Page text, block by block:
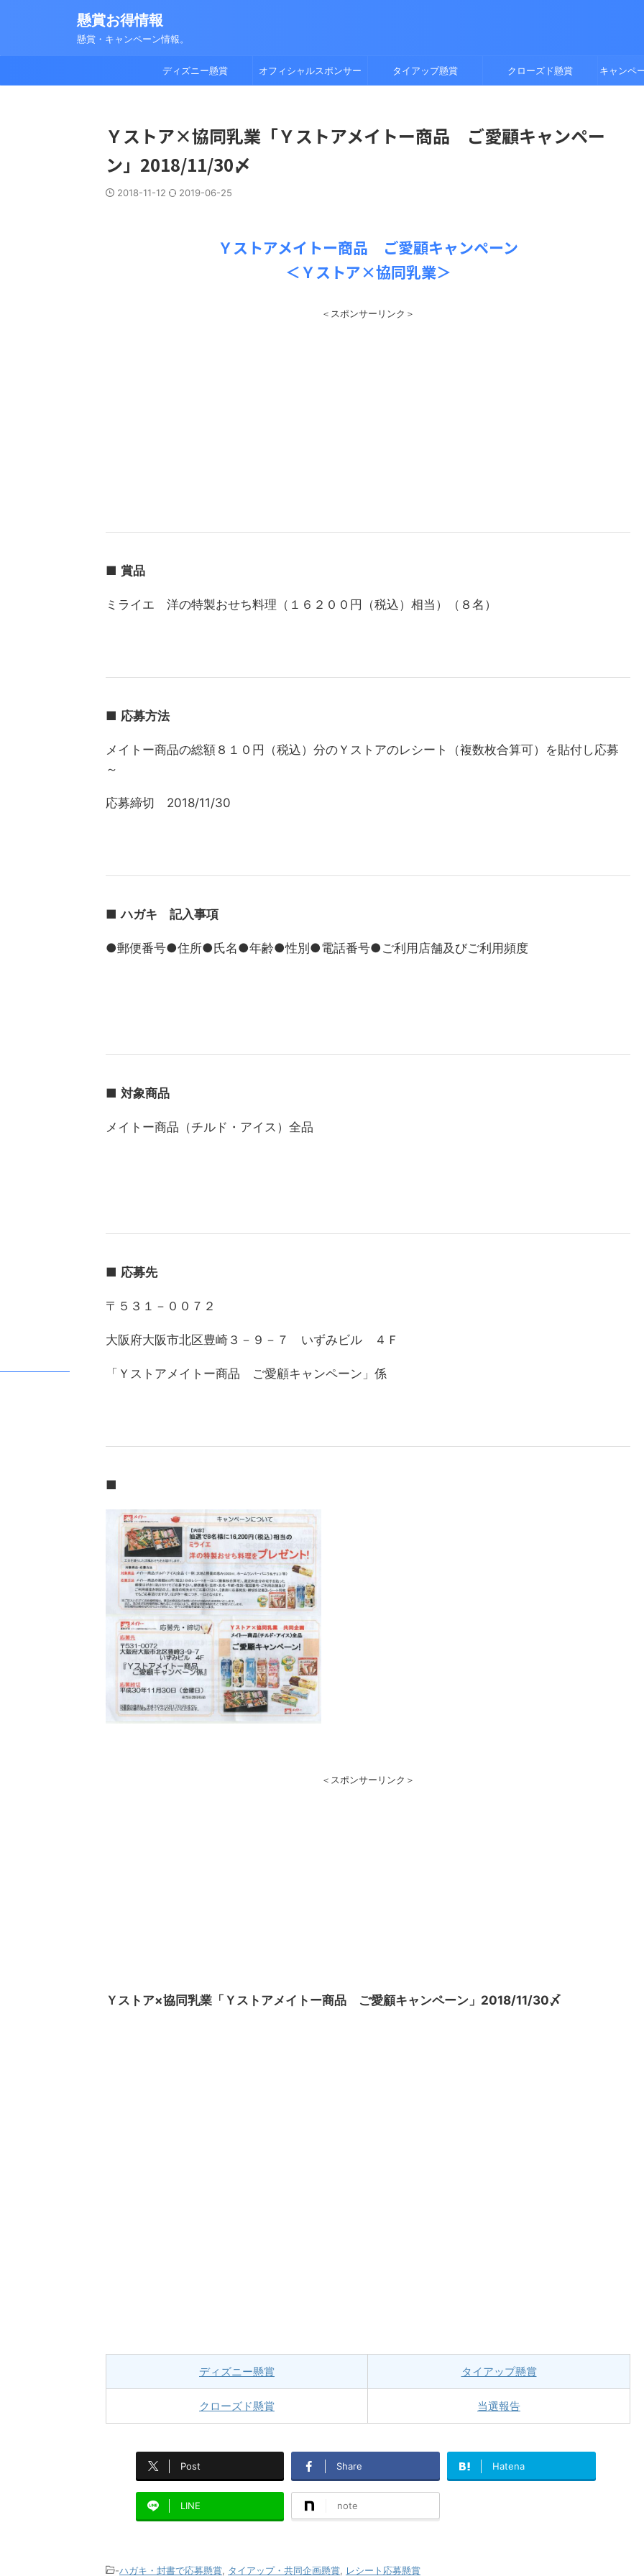
懸賞お得情報
懸賞・キャンペーン情報。
ディズニー懸賞 オフィシャルスポンサー タイアップ懸賞 クローズド懸賞 キャンペ
Ｙストア×協同乳業「Ｙストアメイトー商品 ご愛顧キャンペー
ン」2018/11/30〆
2018-11-12 2019-06-25
Ｙストアメイトー商品 ご愛顧キャンペーン
＜Ｙストア×協同乳業＞
＜スポンサーリンク＞
■ 賞品
ミライエ 洋の特製おせち料理（１６２００円（税込）相当）（８名）
■ 応募方法
メイトー商品の総額８１０円（税込）分のＹストアのレシート（複数枚合算可）を貼付し応募
～
応募締切 2018/11/30
■ハガキ 記入事項
●郵便番号●住所●氏名●年齢●性別●電話番号●ご利用店舗及びご利用頻度
■ 対象商品
メイトー商品（チルド・アイス）全品
■ 応募先
〒５３１－００７２
大阪府大阪市北区豊崎３－９－７ いずみビル ４Ｆ
「Ｙストアメイトー商品 ご愛顧キャンペーン」係
■
＜スポンサーリンク＞
Ｙストア×協同乳業「Ｙストアメイトー商品 ご愛顧キャンペーン」2018/11/30〆
ディズニー懸賞 タイアップ懸賞
クローズド懸賞 当選報告
Post Share Hatena
LINE note
-ハガキ・封書で応募懸賞, タイアップ・共同企画懸賞, レシート応募懸賞